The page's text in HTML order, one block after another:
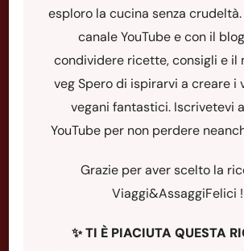
esploro la cucina senza
canale YouTube e con il
condividere ricette, consigli e il
veg Spero di ispirarvi a creare i
vegani fantastici. Iscrivetevi
YouTube per non perdere
Grazie per aver scelto la
Viaggi&AssaggiFelici
✨TI È PIACIUTA QUESTA